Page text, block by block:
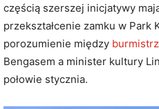
częścią szerszej inicjatywy
przekształcenie zamku w Park
porozumienie między
Bengasem a minister kultury
połowie stycznia.